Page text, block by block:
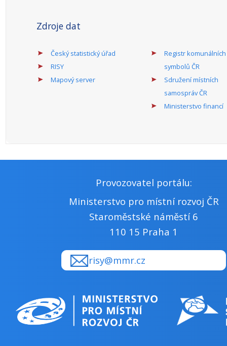
Zdroje dat
Český statistický úřad
RISY
Mapový server
Registr komunálních
symbolů ČR
Sdružení místních
samospráv ČR
Ministerstvo financí
Provozovatel portálu:
Ministerstvo pro místní rozvoj ČR
Staroměstské náměstí 6
110 15 Praha 1
risy@mmr.cz